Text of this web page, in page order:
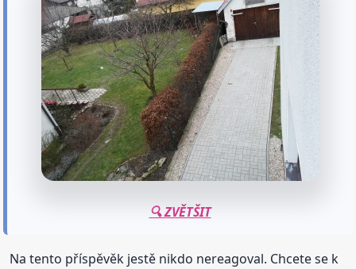
🔍 ZVĚTŠIT
Na tento příspěvěk jestě nikdo nereagoval. Chcete se k